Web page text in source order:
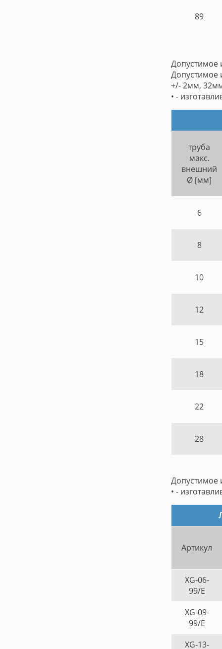
89
Допустимое
+/- 2мм,
• -
труба
макс.
внешний
Ø [мм]
6
8
10
12
15
18
22
28
Допустимое
• -
Артикул
XG-06-
99/E
XG-09-
99/E
XG-13-